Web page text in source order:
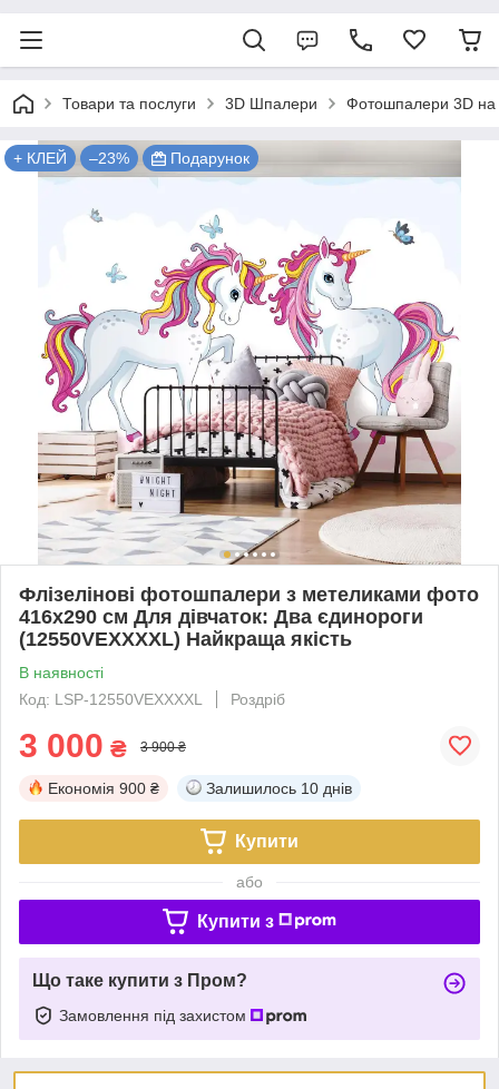
Товари та послуги 3D Шпалери Фотошпалери 3D на
+ КЛЕЙ –23% Подарунок
Флізелінові фотошпалери з метеликами фото
416x290 см Для дівчаток: Два єдинороги
(12550VEXXXXL) Найкраща якість
В наявності
Код: LSP-12550VEXXXXL
Роздріб
3 000 ₴ 3 900 ₴
Економія 900 ₴ Залишилось 10 днів
Купити
або
Купити з
Що таке купити з Пром?
Замовлення під захистом